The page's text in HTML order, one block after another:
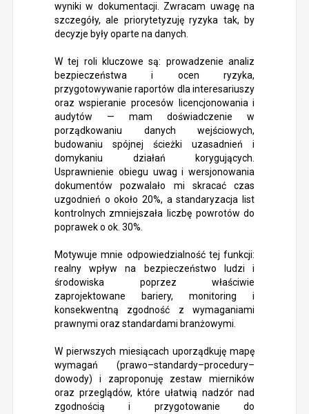
wyniki w dokumentacji. Zwracam uwagę na
szczegóły, ale priorytetyzuję ryzyka tak, by
decyzje były oparte na danych.
W tej roli kluczowe są: prowadzenie analiz
bezpieczeństwa i ocen ryzyka,
przygotowywanie raportów dla interesariuszy
oraz wspieranie procesów licencjonowania i
audytów — mam doświadczenie w
porządkowaniu danych wejściowych,
budowaniu spójnej ścieżki uzasadnień i
domykaniu działań korygujących.
Usprawnienie obiegu uwag i wersjonowania
dokumentów pozwalało mi skracać czas
uzgodnień o około 20%, a standaryzacja list
kontrolnych zmniejszała liczbę powrotów do
poprawek o ok. 30%.
Motywuje mnie odpowiedzialność tej funkcji:
realny wpływ na bezpieczeństwo ludzi i
środowiska poprzez właściwie
zaprojektowane bariery, monitoring i
konsekwentną zgodność z wymaganiami
prawnymi oraz standardami branżowymi.
W pierwszych miesiącach uporządkuję mapę
wymagań (prawo–standardy–procedury–
dowody) i zaproponuję zestaw mierników
oraz przeglądów, które ułatwią nadzór nad
zgodnością i przygotowanie do